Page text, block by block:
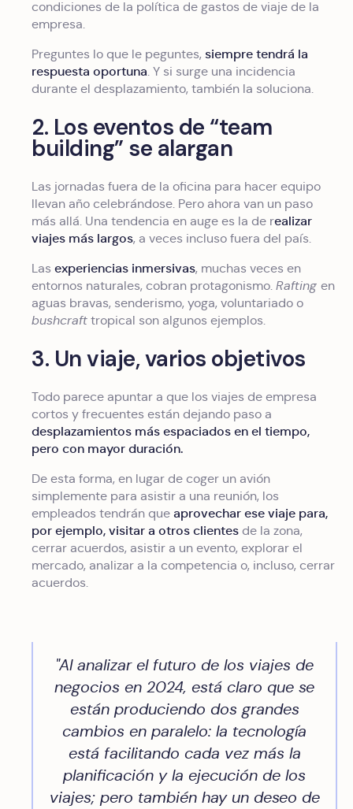
condiciones de la política de gastos de viaje de la
empresa.
Preguntes lo que le peguntes, siempre tendrá la
respuesta oportuna. Y si surge una incidencia
durante el desplazamiento, también la soluciona.
2. Los eventos de “team
building” se alargan
Las jornadas fuera de la oficina para hacer equipo
llevan año celebrándose. Pero ahora van un paso
más allá. Una tendencia en auge es la de realizar
viajes más largos, a veces incluso fuera del país.
Las experiencias inmersivas, muchas veces en
entornos naturales, cobran protagonismo. Rafting en
aguas bravas, senderismo, yoga, voluntariado o
bushcraft tropical son algunos ejemplos.
3. Un viaje, varios objetivos
Todo parece apuntar a que los viajes de empresa
cortos y frecuentes están dejando paso a
desplazamientos más espaciados en el tiempo,
pero con mayor duración.
De esta forma, en lugar de coger un avión
simplemente para asistir a una reunión, los
empleados tendrán que aprovechar ese viaje para,
por ejemplo, visitar a otros clientes de la zona,
cerrar acuerdos, asistir a un evento, explorar el
mercado, analizar a la competencia o, incluso, cerrar
acuerdos.
"Al analizar el futuro de los viajes de
negocios en 2024, está claro que se
están produciendo dos grandes
cambios en paralelo: la tecnología
está facilitando cada vez más la
planificación y la ejecución de los
viajes; pero también hay un deseo de